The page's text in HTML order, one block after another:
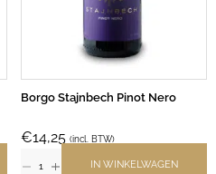
Borgo Stajnbech Pinot Nero
€14,25 (incl. BTW)
IN WINKELWAGEN